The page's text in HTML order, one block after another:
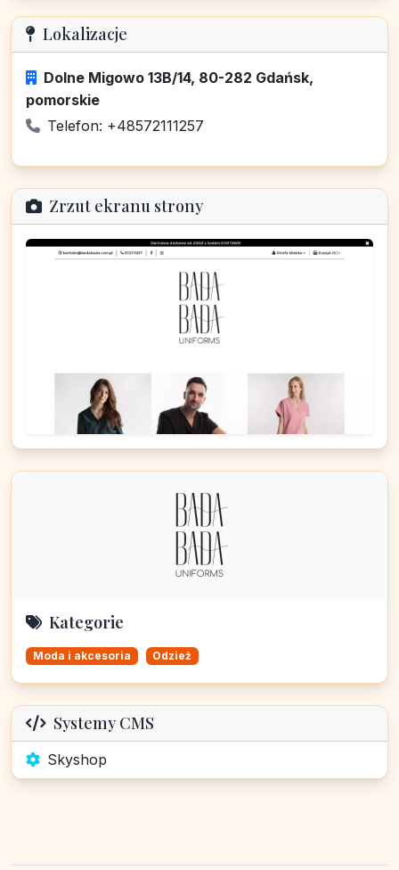
Lokalizacje
Dolne Migowo 13B/14, 80-282 Gdańsk,
pomorskie
Telefon: +48572111257
Zrzut ekranu strony
Kategorie
Moda i akcesoria Odzież
Systemy CMS
Skyshop